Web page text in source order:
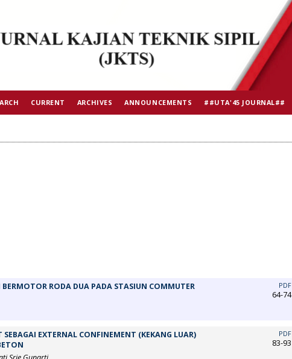
CURRENT ARCHIVES ANNOUNCEMENTS ##UTA'45 JOURNAL##
RODA DUA PADA STASIUN COMMUTER
PDF
64-74
EXTERNAL CONFINEMENT (KEKANG LUAR)
PDF
83-93